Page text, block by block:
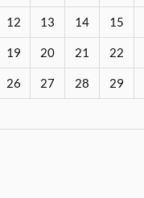
12 13 14 15
19 20 21 22
26 27 28 29